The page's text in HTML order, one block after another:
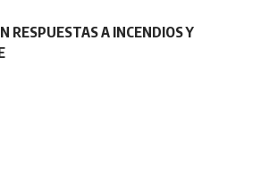
RESPUESTAS A INCENDIOS Y